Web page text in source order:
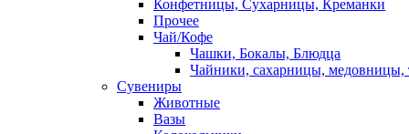
Конфетницы, Сухарницы, Креманки
Прочее
Чай/Кофе
Чашки, Бокалы, Блюдца
Чайники, сахарницы, медовницы,
Сувениры
Животные
Вазы